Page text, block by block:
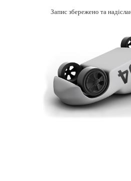
Запис збережено та